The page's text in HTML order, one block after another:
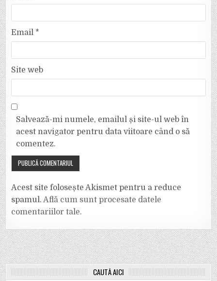
Email *
Site web
Salvează-mi numele, emailul și site-ul web în
acest navigator pentru data viitoare când o să
comentez.
Acest site folosește Akismet pentru a reduce
spamul.Află cum sunt procesate datele
comentariilor tale.
CAUTĂ AICI